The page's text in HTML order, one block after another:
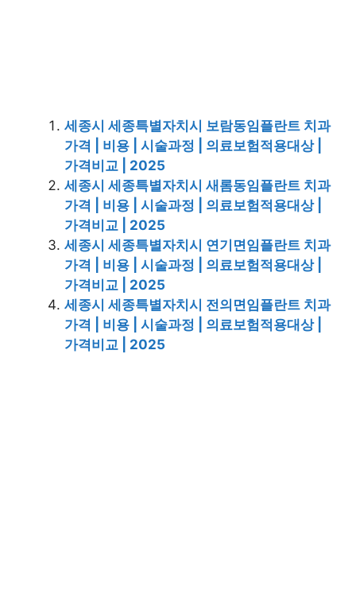
세종시 세종특별자치시 보람동임플란트 치과
가격 | 비용 | 시술과정 | 의료보험적용대상 |
가격비교 | 2025
세종시 세종특별자치시 새롬동임플란트 치과
가격 | 비용 | 시술과정 | 의료보험적용대상 |
가격비교 | 2025
세종시 세종특별자치시 연기면임플란트 치과
가격 | 비용 | 시술과정 | 의료보험적용대상 |
가격비교 | 2025
세종시 세종특별자치시 전의면임플란트 치과
가격 | 비용 | 시술과정 | 의료보험적용대상 |
가격비교 | 2025